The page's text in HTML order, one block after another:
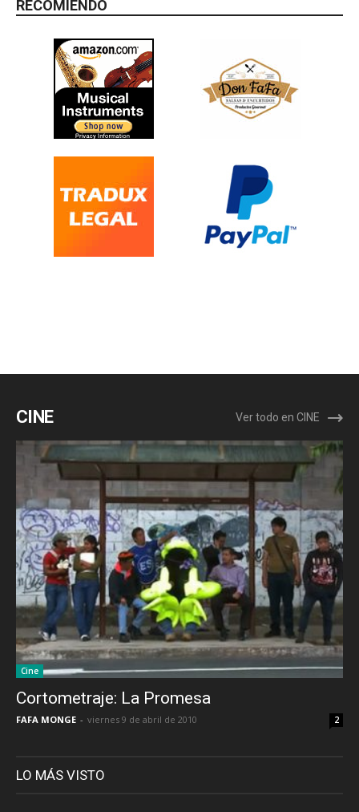
RECOMIENDO
CINE Ver todo en CINE
Cine
Cortometraje: La Promesa
FAFA MONGE - viernes 9 de abril de 2010 2
LO MÁS VISTO